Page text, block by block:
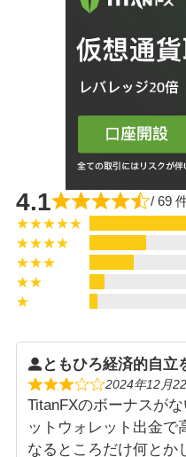
4.1
/ 69
★★★★★
★★★★
★★★
★★
★
2024年12月
TitanFXのボーナスが
ットウォレット出金で
なるところだけ何とか
ともひろ経済的自立